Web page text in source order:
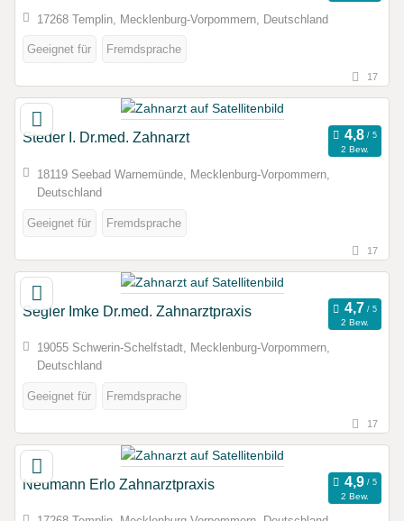
17268 Templin, Mecklenburg-Vorpommern, Deutschland
Geeignet für Fremdsprache
17
Steder I. Dr.med. Zahnarzt
2 Bew.
18119 Seebad Warnemünde, Mecklenburg-Vorpommern,
Deutschland
Geeignet für Fremdsprache
17
Segler Imke Dr.med. Zahnarztpraxis
2 Bew.
19055 Schwerin-Schelfstadt, Mecklenburg-Vorpommern,
Deutschland
Geeignet für Fremdsprache
17
Neumann Erlo Zahnarztpraxis
2 Bew.